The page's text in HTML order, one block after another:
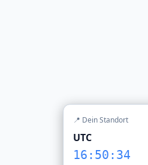
📍 Dein Standort
UTC
16:50:34